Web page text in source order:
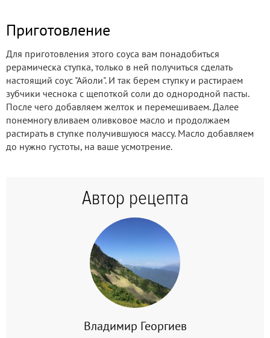
Приготовление
Для приготовления этого соуса вам понадобиться
рерамическа ступка, только в ней получиться сделать
настоящий соус "Айоли". И так берем ступку и растираем
зубчики чеснока с щепоткой соли до однородной пасты.
После чего добавляем желток и перемешиваем. Далее
понемногу вливаем оливковое масло и продолжаем
растирать в ступке получившуюся массу. Масло добавляем
до нужно густоты, на ваше усмотрение.
Автор рецепта
Владимир Георгиев